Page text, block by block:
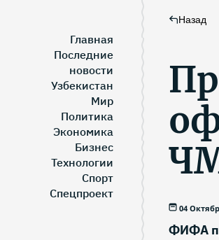
Главная
Последние
новости
Узбекистан
Мир
Политика
Экономика
Бизнес
Технологии
Спорт
Спецпроект
Назад
04
ФИФА